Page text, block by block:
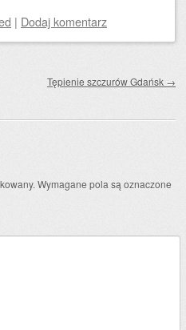
| Dodaj komentarz
Tępienie szczurów Gdańsk →
Wymagane pola są oznaczone